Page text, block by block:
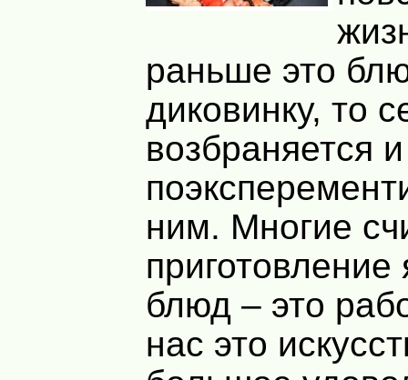
раньше это
диковинку, то
возбраняется и
ним. Многие
приготовление
блюд – это
нас это